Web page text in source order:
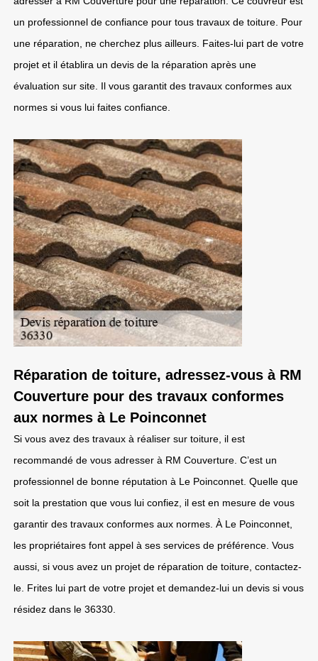
un professionnel de confiance pour tous travaux de toiture. Pour
une réparation, ne cherchez plus ailleurs. Faites-lui part de votre
projet et il établira un devis de la réparation après une
évaluation sur site. Il vous garantit des travaux conformes aux
normes si vous lui faites confiance.
Réparation de toiture, adressez-vous à RM
Couverture pour des travaux conformes
aux normes à Le Poinconnet
Si vous avez des travaux à réaliser sur toiture, il est
recommandé de vous adresser à RM Couverture. C’est un
professionnel de bonne réputation à Le Poinconnet. Quelle que
soit la prestation que vous lui confiez, il est en mesure de vous
garantir des travaux conformes aux normes. À Le Poinconnet,
les propriétaires font appel à ses services de préférence. Vous
aussi, si vous avez un projet de réparation de toiture, contactez-
le. Frites lui part de votre projet et demandez-lui un devis si vous
résidez dans le 36330.